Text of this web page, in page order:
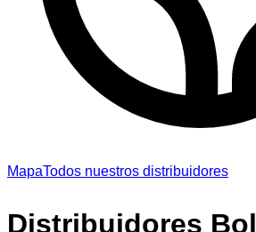
MapaTodos nuestros distribuidores
Distribuidores